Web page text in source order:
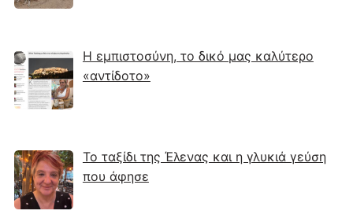
Η εμπιστοσύνη, το δικό μας καλύτερο
«αντίδοτο»
Το ταξίδι της Έλενας και η γλυκιά γεύση
που άφησε